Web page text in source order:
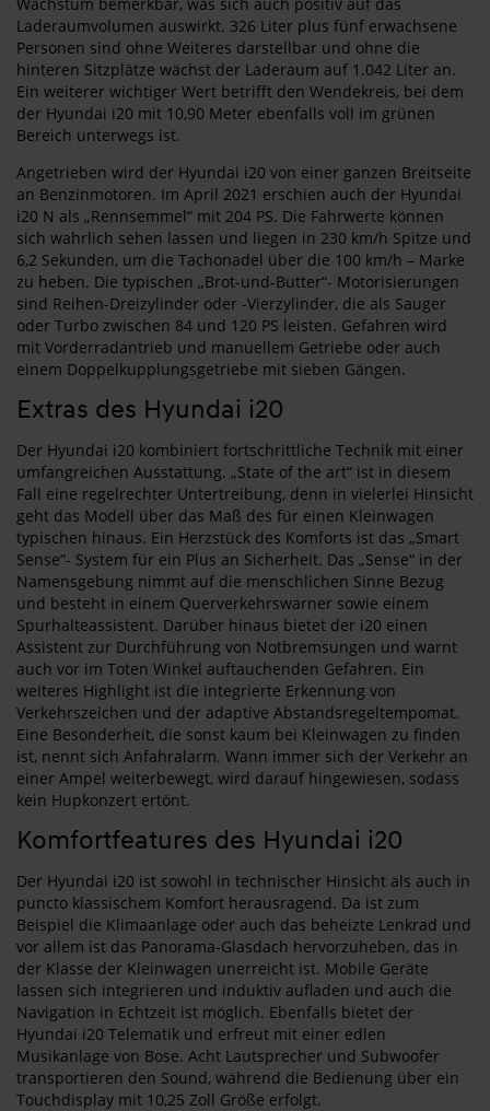
Laderaumvolumen auswirkt. 326 Liter plus fünf erwachsene
Personen sind ohne Weiteres darstellbar und ohne die
hinteren Sitzplätze wächst der Laderaum auf 1.042 Liter an.
Ein weiterer wichtiger Wert betrifft den Wendekreis, bei dem
der Hyundai i20 mit 10,90 Meter ebenfalls voll im grünen
Bereich unterwegs ist.
Angetrieben wird der Hyundai i20 von einer ganzen Breitseite
an Benzinmotoren. Im April 2021 erschien auch der Hyundai
i20 N als „Rennsemmel“ mit 204 PS. Die Fahrwerte können
sich wahrlich sehen lassen und liegen in 230 km/h Spitze und
6,2 Sekunden, um die Tachonadel über die 100 km/h – Marke
zu heben. Die typischen „Brot-und-Butter“- Motorisierungen
sind Reihen-Dreizylinder oder -Vierzylinder, die als Sauger
oder Turbo zwischen 84 und 120 PS leisten. Gefahren wird
mit Vorderradantrieb und manuellem Getriebe oder auch
einem Doppelkupplungsgetriebe mit sieben Gängen.
Extras des Hyundai i20
Der Hyundai i20 kombiniert fortschrittliche Technik mit einer
umfangreichen Ausstattung. „State of the art“ ist in diesem
Fall eine regelrechter Untertreibung, denn in vielerlei Hinsicht
geht das Modell über das Maß des für einen Kleinwagen
typischen hinaus. Ein Herzstück des Komforts ist das „Smart
Sense“- System für ein Plus an Sicherheit. Das „Sense“ in der
Namensgebung nimmt auf die menschlichen Sinne Bezug
und besteht in einem Querverkehrswarner sowie einem
Spurhalteassistent. Darüber hinaus bietet der i20 einen
Assistent zur Durchführung von Notbremsungen und warnt
auch vor im Toten Winkel auftauchenden Gefahren. Ein
weiteres Highlight ist die integrierte Erkennung von
Verkehrszeichen und der adaptive Abstandsregeltempomat.
Eine Besonderheit, die sonst kaum bei Kleinwagen zu finden
ist, nennt sich Anfahralarm. Wann immer sich der Verkehr an
einer Ampel weiterbewegt, wird darauf hingewiesen, sodass
kein Hupkonzert ertönt.
Komfortfeatures des Hyundai i20
Der Hyundai i20 ist sowohl in technischer Hinsicht als auch in
puncto klassischem Komfort herausragend. Da ist zum
Beispiel die Klimaanlage oder auch das beheizte Lenkrad und
vor allem ist das Panorama-Glasdach hervorzuheben, das in
der Klasse der Kleinwagen unerreicht ist. Mobile Geräte
lassen sich integrieren und induktiv aufladen und auch die
Navigation in Echtzeit ist möglich. Ebenfalls bietet der
Hyundai i20 Telematik und erfreut mit einer edlen
Musikanlage von Bose. Acht Lautsprecher und Subwoofer
transportieren den Sound, während die Bedienung über ein
Touchdisplay mit 10,25 Zoll Größe erfolgt.